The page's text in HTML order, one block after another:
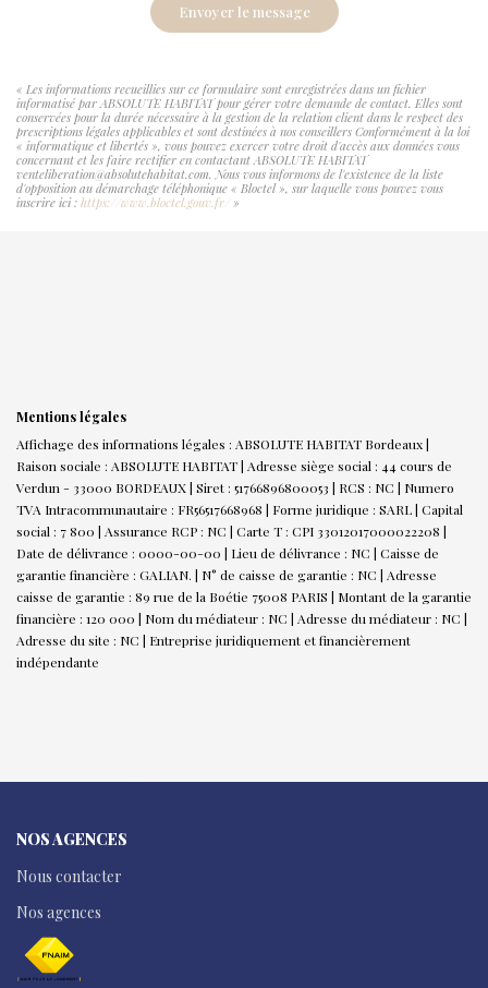
Envoyer le message
« Les informations recueillies sur ce formulaire sont enregistrées dans un fichier
informatisé par ABSOLUTE HABITAT pour gérer votre demande de contact. Elles sont
conservées pour la durée nécessaire à la gestion de la relation client dans le respect des
prescriptions légales applicables et sont destinées à nos conseillers Conformément à la loi
« informatique et libertés », vous pouvez exercer votre droit d'accès aux données vous
concernant et les faire rectifier en contactant ABSOLUTE HABITAT
venteliberation@absolutehabitat.com. Nous vous informons de l'existence de la liste
d'opposition au démarchage téléphonique « Bloctel », sur laquelle vous pouvez vous
inscrire ici : https://www.bloctel.gouv.fr/»
Mentions légales
Affichage des informations légales : ABSOLUTE HABITAT Bordeaux |
Raison sociale : ABSOLUTE HABITAT | Adresse siège social : 44 cours de
Verdun - 33000 BORDEAUX | Siret : 51766896800053 | RCS : NC | Numero
TVA Intracommunautaire : FR56517668968 | Forme juridique : SARL | Capital
social : 7 800 | Assurance RCP : NC | Carte T : CPI 33012017000022208 |
Date de délivrance : 0000-00-00 | Lieu de délivrance : NC | Caisse de
garantie financière : GALIAN. | N° de caisse de garantie : NC | Adresse
caisse de garantie : 89 rue de la Boétie 75008 PARIS | Montant de la garantie
financière : 120 000 | Nom du médiateur : NC | Adresse du médiateur : NC |
Adresse du site : NC | Entreprise juridiquement et financièrement
indépendante
NOS AGENCES
Nous contacter
Nos agences